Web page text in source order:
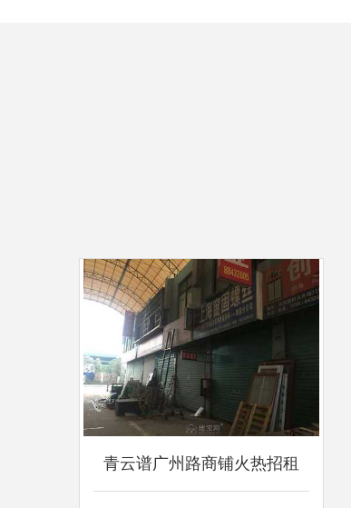
青云谱广州路商铺火热招租